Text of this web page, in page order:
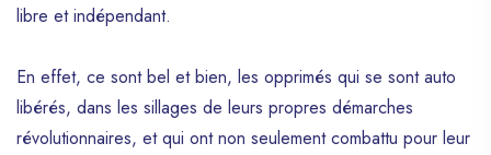
libre et indépendant.
En effet, ce sont bel et bien, les opprimés qui se sont auto
libérés, dans les sillages de leurs propres démarches
révolutionnaires, et qui ont non seulement combattu pour leur